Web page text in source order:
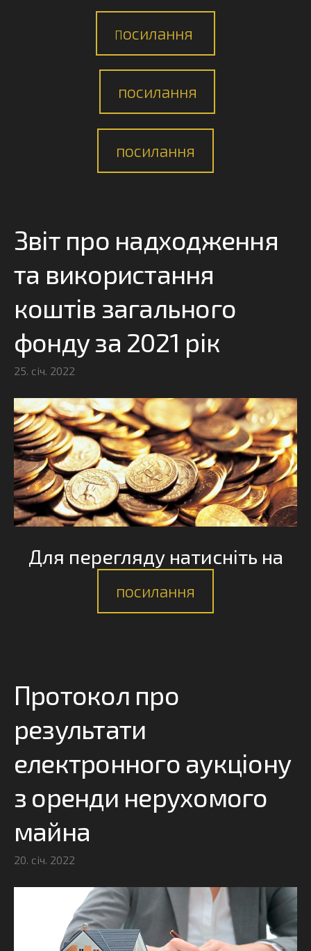
Посилання
посилання
посилання
Звіт про надходження
та використання
коштів загального
фонду за 2021 рік
25. січ. 2022
Для перегляду натисніть на
посилання
Протокол про
результати
електронного аукціону
з оренди нерухомого
майна
20. січ. 2022